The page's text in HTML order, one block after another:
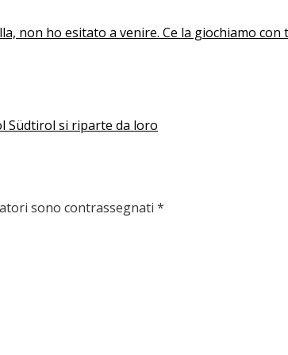
non ho esitato a venire. Ce la giochiamo con
Südtirol si riparte da loro
sono contrassegnati *